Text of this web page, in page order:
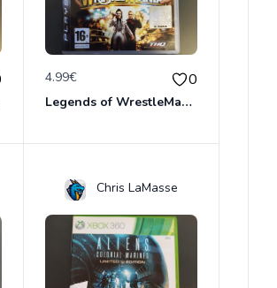
4.99€ 0
Legends of WrestleMania Playstation 3
Chris LaMasse